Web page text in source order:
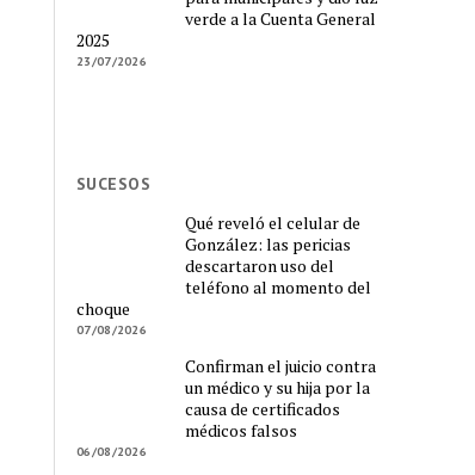
verde a la Cuenta General
2025
23/07/2026
SUCESOS
Qué reveló el celular de
González: las pericias
descartaron uso del
teléfono al momento del
choque
07/08/2026
Confirman el juicio contra
un médico y su hija por la
causa de certificados
médicos falsos
06/08/2026